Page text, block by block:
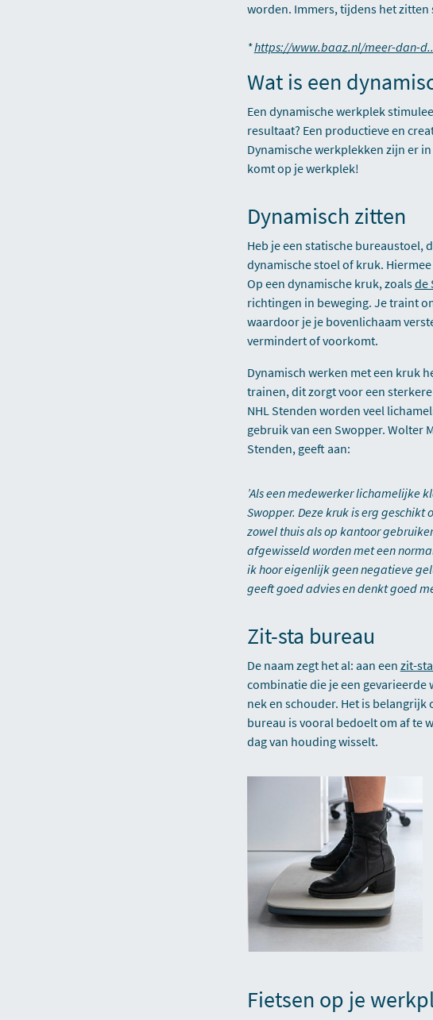
worden. Immers, tijdens het
*https://www.baaz.nl/meer-dan-
Wat is een
Een dynamische werkplek
resultaat? Een productieve en
Dynamische werkplekken zijn er
komt op je werkplek!
Dynamisch zitten
Heb je een statische bureaustoel,
dynamische stoel of kruk.
Op een dynamische kruk, zoalsde
richtingen in beweging. Je traint
waardoor je je bovenlichaam
vermindert of voorkomt.
Dynamisch werken met een kruk
trainen, dit zorgt voor een
NHL Stenden worden veel
gebruik van een Swopper. Wolter
Stenden, geeft aan:
’Als een medewerker lichamelijke
Swopper. Deze kruk is erg
zowel thuis als op kantoor
afgewisseld worden met een
ik hoor eigenlijk geen negatieve
geeft goed advies en denkt goed
Zit-sta bureau
De naam zegt het al: aan een zit-
combinatie die je een
nek en schouder. Het is belangrijk
bureau is vooral bedoelt om af te
dag van houding wisselt.
Fietsen op je